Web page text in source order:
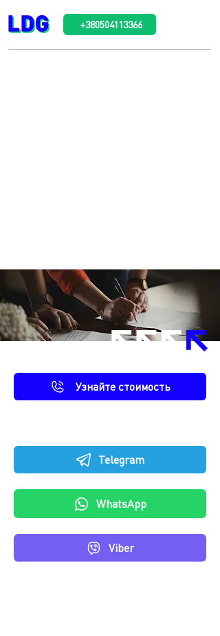
+380504113366
Telegram
WhatsApp
Узнайте стоимость
Viber